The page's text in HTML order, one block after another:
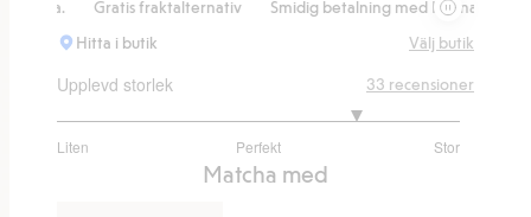
Gratis fraktalternativ Smidig betalning med Klarna.
Gratis
Hitta i butik
Välj butik
Upplevd storlek
Liten Perfekt Stor
utav
33 recensioner
Matcha med